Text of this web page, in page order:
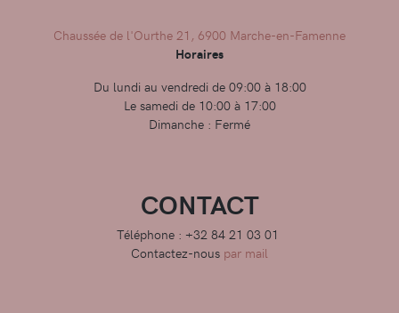
Chaussée de l'Ourthe 21, 6900 Marche-en-Famenne
Horaires
Du lundi au vendredi de 09:00 à 18:00
Le samedi de 10:00 à 17:00
Dimanche : Fermé
CONTACT
Téléphone : +32 84 21 03 01
Contactez-nous par mail